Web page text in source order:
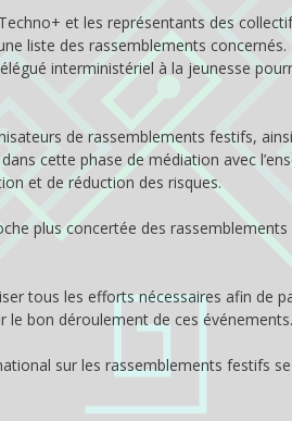
et les représentants des
liste des rassemblements
interministériel à la jeunesse
de rassemblements festifs,
cette phase de médiation avec
et de réduction des risques.
plus concertée des
tous les efforts nécessaires afin de
bon déroulement de ces événements.
sur les rassemblements festifs